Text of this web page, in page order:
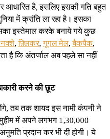
है, इसलिए इसकी गति बहुत
में क्रांति ला रहा है। इसका
इस्तेमाल करके बनाये गये कुछ
,फ़्लिकर,गूगल मेल,बैकपैक,
है कि अंतर्जाल अब पहले सा नहीं
करने की छूट
तब तक शायद इस नामी कंपनी ने
मुहीम में अपने लगभग 1,30,000
प्रदान कर भी दी होगी। ये